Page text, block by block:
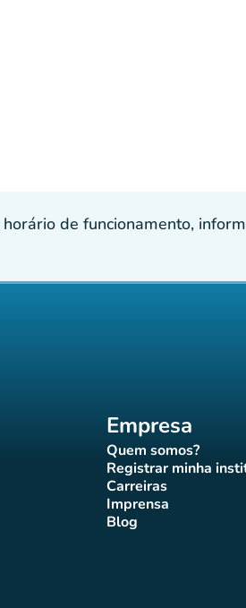
de funcionamento,
Empresa
Quem somos?
(novo
Registrar minha
(novo
Carreiras(novo separador)
Imprensa(novo separador)
Blog(novo separador)